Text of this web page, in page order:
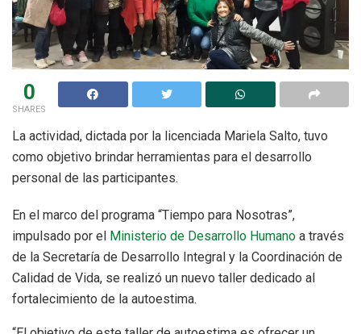
0
SHARES
La actividad, dictada por la licenciada Mariela Salto, tuvo
como objetivo brindar herramientas para el desarrollo
personal de las participantes.
En el marco del programa “Tiempo para Nosotras”,
impulsado por el Ministerio de Desarrollo Humano a través
de la Secretaría de Desarrollo Integral y la Coordinación de
Calidad de Vida, se realizó un nuevo taller dedicado al
fortalecimiento de la autoestima.